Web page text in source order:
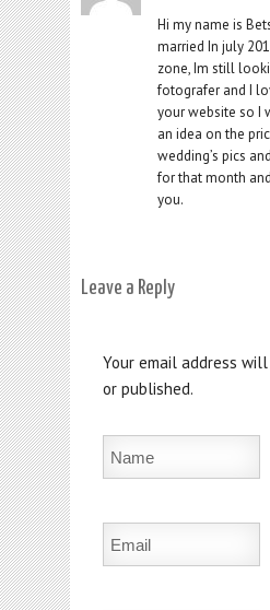
Hi my name is
married In july
zone, Im still
fotografer and I
your website so I
an idea on the
wedding’s pics
for that month
you.
Leave a Reply
Your email address
or published.